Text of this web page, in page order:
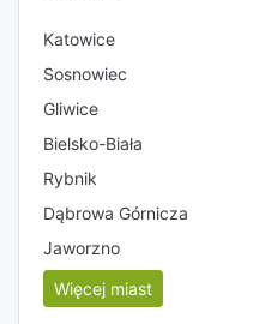
Katowice
Sosnowiec
Gliwice
Bielsko-Biała
Rybnik
Dąbrowa Górnicza
Jaworzno
Więcej miast